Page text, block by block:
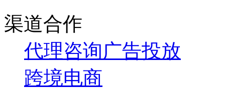
渠道合作
代理咨询广告投放
跨境电商